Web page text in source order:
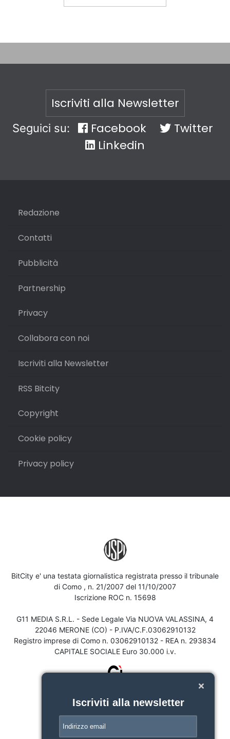
Iscriviti alla Newsletter
Seguici su: Facebook
Twitter
Linkedin
Redazione
Contatti
Pubblicità
Partnership
Privacy
Collabora con noi
Iscriviti alla Newsletter
RSS Bitcity
Copyright
Cookie policy
Privacy policy
BitCity e' una testata giornalistica registrata presso il tribunale
di Como , n. 21/2007 del 11/10/2007
Iscrizione ROC n. 15698
G11 MEDIA S.R.L. - Sede Legale Via NUOVA VALASSINA, 4
22046 MERONE (CO) - P.IVA/C.F.03062910132
Registro imprese di Como n. 03062910132 - REA n. 293834
CAPITALE SOCIALE Euro 30.000 i.v.
Iscriviti alla newsletter